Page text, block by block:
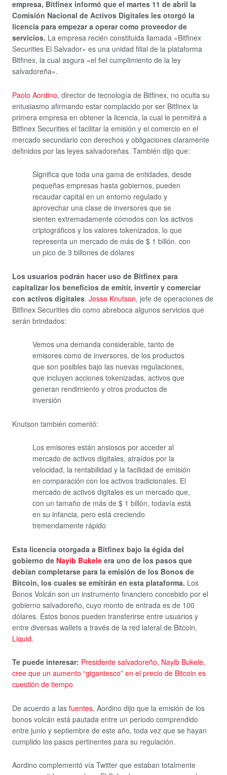
empresa, Bitfinex informó que el martes 11 de abril la
Comisión Nacional de Activos Digitales les otorgó la
licencia para empezar a operar como proveedor de
servicios. La empresa recién constituida llamada «Bitfinex
Securities El Salvador» es una unidad filial de la plataforma
Bitfinex, la cual asgura «el fiel cumplimiento de la ley
salvadoreña».
Paolo Aordino, director de tecnología de Bitfinex, no oculta su
entusiasmo afirmando estar complacido por ser Bitfinex la
primera empresa en obtener la licencia, la cual le permitirá a
Bitfinex Securities el facilitar la emisión y el comercio en el
mercado secundario con derechos y obligaciones claramente
definidos por las leyes salvadoreñas. También dijo que:
Significa que toda una gama de entidades, desde
pequeñas empresas hasta gobiernos, pueden
recaudar capital en un entorno regulado y
aprovechar una clase de inversores que se
sienten extremadamente cómodos con los activos
criptográficos y los valores tokenizados, lo que
representa un mercado de más de $ 1 billón. con
un pico de 3 billones de dólares
Los usuarios podrán hacer uso de Bitfinex para
capitalizar los beneficios de emitir, invertir y comerciar
con activos digitales. Jesse Knutson, jefe de operaciones de
Bitfinex Securities dio como abreboca algunos servicios que
serán brindados:
Vemos una demanda considerable, tanto de
emisores como de inversores, de los productos
que son posibles bajo las nuevas regulaciones,
que incluyen acciones tokenizadas, activos que
generan rendimiento y otros productos de
inversión
Knutson también comentó:
Los emisores están ansiosos por acceder al
mercado de activos digitales, atraídos por la
velocidad, la rentabilidad y la facilidad de emisión
en comparación con los activos tradicionales. El
mercado de activos digitales es un mercado que,
con un tamaño de más de $ 1 billón, todavía está
en su infancia, pero está creciendo
tremendamente rápido
Esta licencia otorgada a Bitfinex bajo la égida del
gobierno de Nayib Bukele era uno de los pasos que
debían completarse para la emisión de los Bonos de
Bitcoin, los cuales se emitirán en esta plataforma. Los
Bonos Volcán son un instrumento financiero concebido por el
gobierno salvadoreño, cuyo monto de entrada es de 100
dólares. Estos bonos pueden transferirse entre usuarios y
entre diversas wallets a través de la red lateral de Bitcoin,
Liquid.
Te puede interesar: Presidente salvadoreño, Nayib Bukele,
cree que un aumento “gigantesco” en el precio de Bitcoin es
cuestión de tiempo
De acuerdo a las fuentes, Aordino dijo que la emisión de los
bonos volcán está pautada entre un periodo comprendido
entre junio y septiembre de este año, toda vez que se hayan
cumplido los pasos pertinentes para su regulación.
Aordino complementó vía Twitter que estaban totalmente